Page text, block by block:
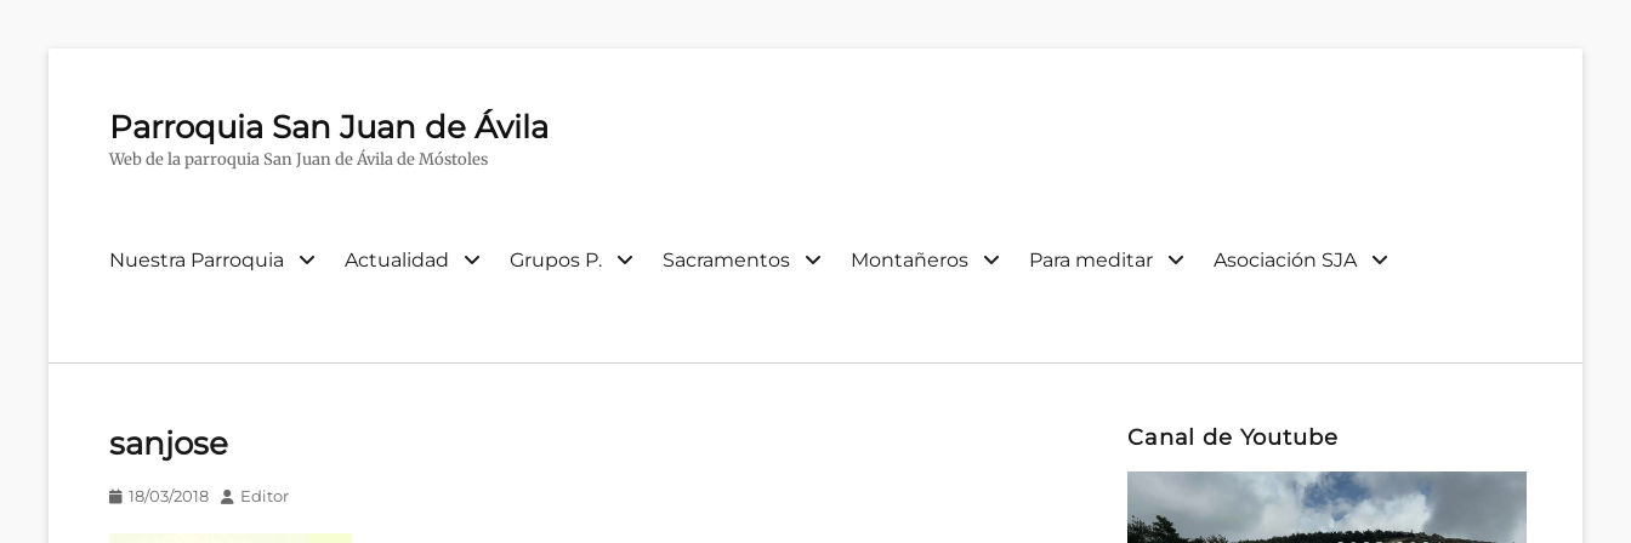
Parroquia San Juan de Ávila
Web de la parroquia San Juan de Ávila de Móstoles
Menú
Nuestra Parroquia Actualidad Grupos P. Sacramentos Montañeros Para meditar Asociación SJA
sanjose
Publicado
18/03/2018 AutorEditor
Canal de Youtube